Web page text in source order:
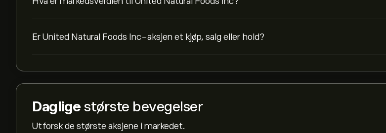
Er United Natural Foods Inc-aksjen et kjøp, salg eller hold?
Daglige største bevegelser
Utforsk de største aksjene i markedet.